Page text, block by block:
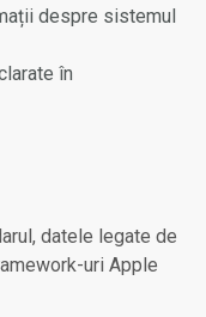
despre sistemul
în
datele legate de
uri Apple